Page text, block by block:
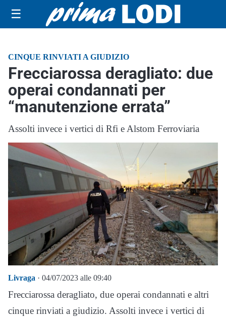
☰
CINQUE RINVIATI A GIUDIZIO
Frecciarossa deragliato: due
operai condannati per
“manutenzione errata”
Assolti invece i vertici di Rfi e Alstom Ferroviaria
Livraga · 04/07/2023 alle 09:40
Frecciarossa deragliato, due operai condannati e altri
cinque rinviati a giudizio. Assolti invece i vertici di